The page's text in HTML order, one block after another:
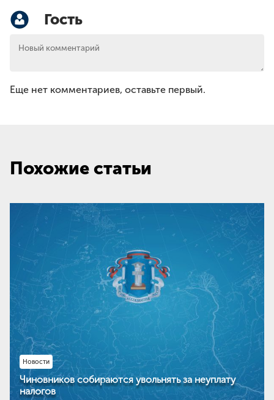
Гость
Еще нет комментариев, оставьте первый.
Похожие статьи
Новости
Чиновников собираются увольнять за неуплату
налогов